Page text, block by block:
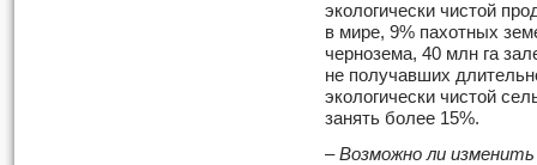
экологически чистой
в мире, 9% пахотных
чернозема, 40 млн га
не получавших
экологически чистой
занять более 15%.
– Возможно ли